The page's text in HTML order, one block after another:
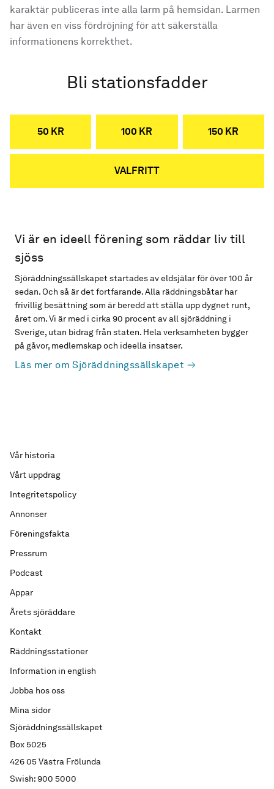
karaktär publiceras inte alla larm på hemsidan. Larmen
har även en viss fördröjning för att säkerställa
informationens korrekthet.
Bli stationsfadder
50 KR 100 KR 150 KR
VALFRITT
Vi är en ideell förening som räddar liv till
sjöss
Sjöräddningssällskapet startades av eldsjälar för över 100 år
sedan. Och så är det fortfarande. Alla räddningsbåtar har
frivillig besättning som är beredd att ställa upp dygnet runt,
året om. Vi är med i cirka 90 procent av all sjöräddning i
Sverige, utan bidrag från staten. Hela verksamheten bygger
på gåvor, medlemskap och ideella insatser.
Läs mer om Sjöräddningssällskapet
Sjöräddningssällskapet
Box 5025
426 05 Västra Frölunda
Swish: 900 5000
Vår historia
Vårt uppdrag
Integritetspolicy
Annonser
Föreningsfakta
Pressrum
Podcast
Appar
Årets sjöräddare
Kontakt
Räddningsstationer
Information in english
Jobba hos oss
Mina sidor